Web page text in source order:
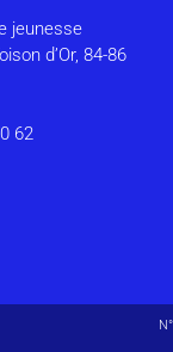
jeunesse
d’Or, 84-86
62